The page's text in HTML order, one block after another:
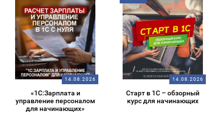
14.08.2026
«1С:Зарплата и
управление персоналом
для начинающих»
14.08.2026
Старт в 1С – обзорный
курс для начинающих